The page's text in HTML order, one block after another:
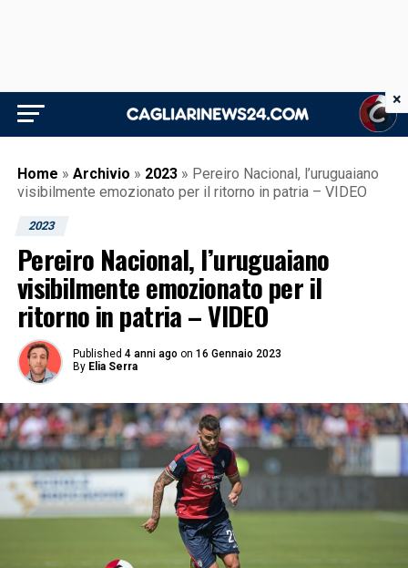
Home » Archivio » 2023 » Pereiro Nacional, l’uruguaiano
visibilmente emozionato per il ritorno in patria – VIDEO
2023
Pereiro Nacional, l’uruguaiano
visibilmente emozionato per il
ritorno in patria – VIDEO
Published 4 anni ago on 16 Gennaio 2023
By Elia Serra
×